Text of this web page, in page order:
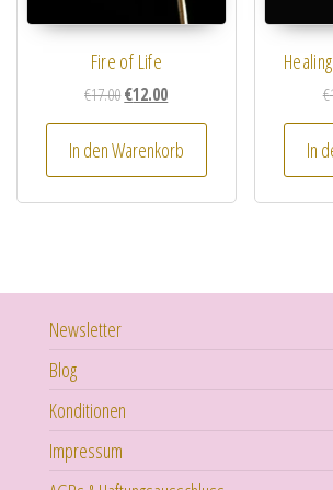
Fire of Life
€17.00Ursprünglicher Preis war: €17.00
€12.00Aktueller Preis ist: €12.00.
In den Warenkorb
€
In
Newsletter
Blog
Konditionen
Impressum